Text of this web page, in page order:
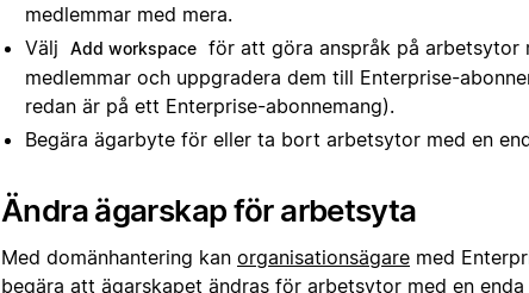
medlemmar med mera.
Välj
Add workspace för att göra anspråk på arbetsytor
medlemmar och uppgradera dem till Enterprise-
redan är på ett Enterprise-abonnemang).
Begära ägarbyte för eller ta bort arbetsytor med en
Ändra ägarskap för arbetsyta
Med domänhantering kan organisationsägare med
begära att ägarskapet ändras för arbetsytor med en enda